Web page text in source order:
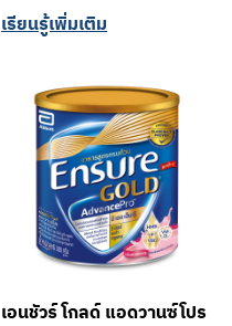
เรียนรู้เพิ่มเติม
เอนชัวร์ โกลด์ แอดวานซ์โปร